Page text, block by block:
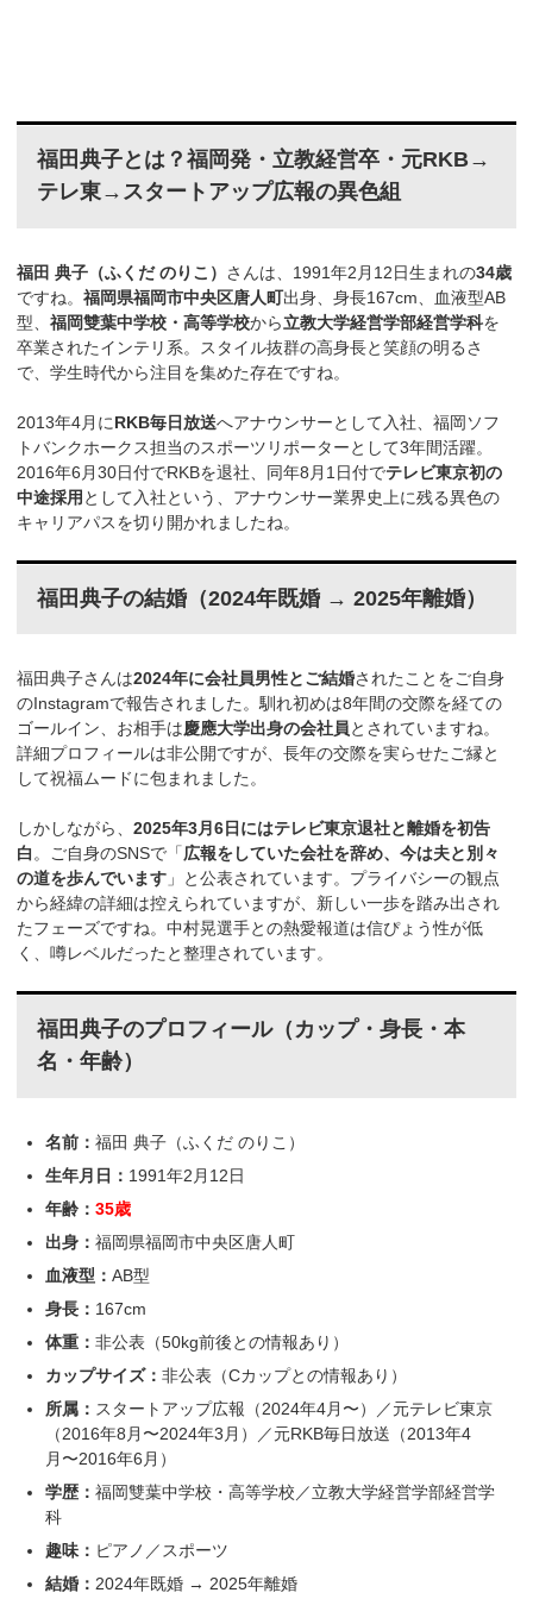
福田典子とは？福岡発・立教経営卒・元RKB→
テレ東→スタートアップ広報の異色組
福田 典子（ふくだ のりこ） さんは、1991年2月12日生まれの34歳
ですね。福岡県福岡市中央区唐人町出身、身長167cm、血液型AB
型、福岡雙葉中学校・高等学校から立教大学経営学部経営学科を
卒業されたインテリ系。スタイル抜群の高身長と笑顔の明るさ
で、学生時代から注目を集めた存在ですね。
2013年4月にRKB毎日放送へアナウンサーとして入社、福岡ソフ
トバンクホークス担当のスポーツリポーターとして3年間活躍。
2016年6月30日付でRKBを退社、同年8月1日付でテレビ東京初の
中途採用 として入社という、アナウンサー業界史上に残る異色の
キャリアパスを切り開かれましたね。
福田典子の結婚（2024年既婚 → 2025年離婚）
福田典子さんは2024年に会社員男性とご結婚されたことをご自身
のInstagramで報告されました。馴れ初めは8年間の交際を経ての
ゴールイン、お相手は慶應大学出身の会社員とされていますね。
詳細プロフィールは非公開ですが、長年の交際を実らせたご縁と
して祝福ムードに包まれました。
しかしながら、2025年3月6日にはテレビ東京退社と離婚を初告
白 。ご自身のSNSで「広報をしていた会社を辞め、今は夫と別々
の道を歩んでいます 」と公表されています。プライバシーの観点
から経緯の詳細は控えられていますが、新しい一歩を踏み出され
たフェーズですね。中村晃選手との熱愛報道は信ぴょう性が低
く、噂レベルだったと整理されています。
福田典子のプロフィール（カップ・身長・本
名・年齢）
名前：福田 典子（ふくだ のりこ）
生年月日： 1991年2月12日
年齢：35歳
出身：福岡県福岡市中央区唐人町
血液型：AB型
身長： 167cm
体重：非公表（50kg前後との情報あり）
カップサイズ：非公表（Cカップとの情報あり）
所属： スタートアップ広報（2024年4月〜）／元テレビ東京
（2016年8月〜2024年3月）／元RKB毎日放送（2013年4
月〜2016年6月）
学歴：福岡雙葉中学校・高等学校／立教大学経営学部経営学
科
趣味： ピアノ／スポーツ
結婚： 2024年既婚 → 2025年離婚